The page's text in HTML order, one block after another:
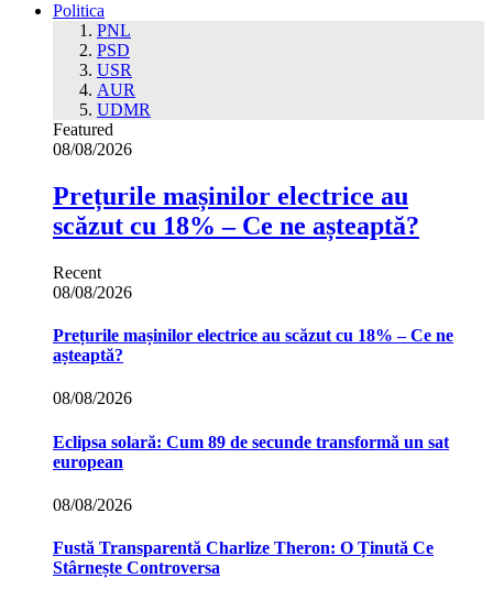
Politica
PNL
PSD
USR
AUR
UDMR
Featured
08/08/2026
Prețurile mașinilor electrice au
scăzut cu 18% – Ce ne așteaptă?
Recent
08/08/2026
Prețurile mașinilor electrice au scăzut cu 18% – Ce ne
așteaptă?
08/08/2026
Eclipsa solară: Cum 89 de secunde transformă un sat
european
08/08/2026
Fustă Transparentă Charlize Theron: O Ținută Ce
Stârnește Controversa